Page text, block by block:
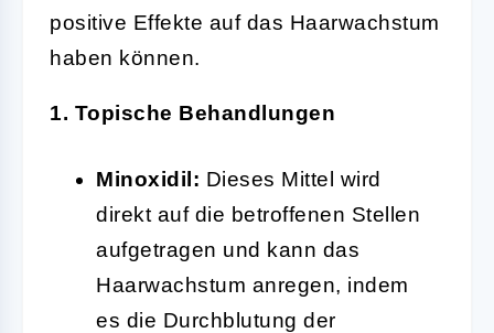
positive Effekte auf das Haarwachstum
haben können.
1. Topische Behandlungen
Minoxidil: Dieses Mittel wird
direkt auf die betroffenen Stellen
aufgetragen und kann das
Haarwachstum anregen, indem
es die Durchblutung der